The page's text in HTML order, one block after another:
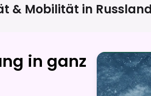
& Mobilität in
in ganz